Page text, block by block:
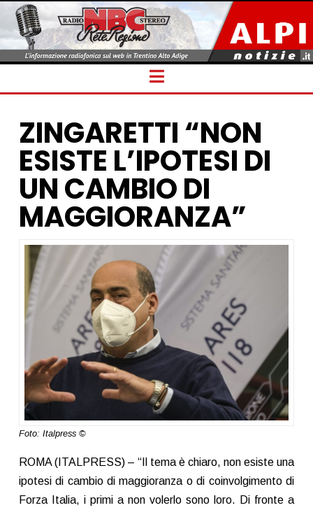
Navigation
ZINGARETTI “NON
ESISTE L’IPOTESI DI
UN CAMBIO DI
MAGGIORANZA”
Foto: Italpress ©
ROMA (ITALPRESS) – “Il tema è chiaro, non esiste una
ipotesi di cambio di maggioranza o di coinvolgimento di
Forza Italia, i primi a non volerlo sono loro. Di fronte a